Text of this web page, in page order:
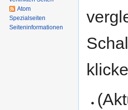
Atom
Spezialseiten
Seiten­informationen